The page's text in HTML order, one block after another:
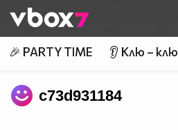
👾
🎉 PARTY TIME 👂 Клю – клю
c73d931184